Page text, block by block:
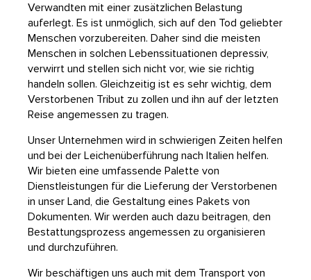
Verwandten mit einer zusätzlichen Belastung
auferlegt. Es ist unmöglich, sich auf den Tod geliebter
Menschen vorzubereiten. Daher sind die meisten
Menschen in solchen Lebenssituationen depressiv,
verwirrt und stellen sich nicht vor, wie sie richtig
handeln sollen. Gleichzeitig ist es sehr wichtig, dem
Verstorbenen Tribut zu zollen und ihn auf der letzten
Reise angemessen zu tragen.
Unser Unternehmen wird in schwierigen Zeiten helfen
und bei der Leichenüberführung nach Italien helfen.
Wir bieten eine umfassende Palette von
Dienstleistungen für die Lieferung der Verstorbenen
in unser Land, die Gestaltung eines Pakets von
Dokumenten. Wir werden auch dazu beitragen, den
Bestattungsprozess angemessen zu organisieren
und durchzuführen.
Wir beschäftigen uns auch mit dem Transport von